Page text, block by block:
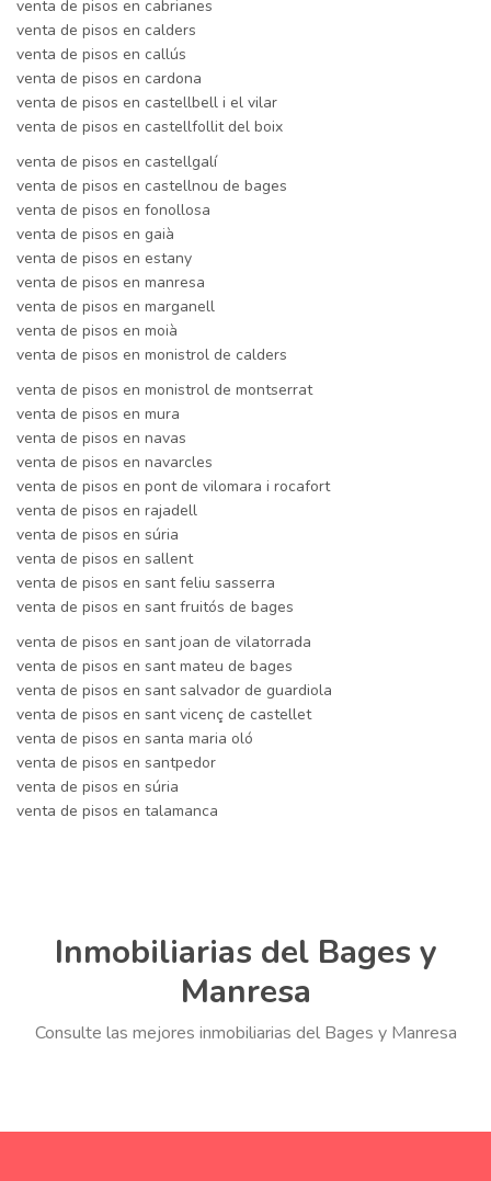
venta de pisos en cabrianes
venta de pisos en calders
venta de pisos en callús
venta de pisos en cardona
venta de pisos en castellbell i el vilar
venta de pisos en castellfollit del boix
venta de pisos en castellgalí
venta de pisos en castellnou de bages
venta de pisos en fonollosa
venta de pisos en gaià
venta de pisos en estany
venta de pisos en manresa
venta de pisos en marganell
venta de pisos en moià
venta de pisos en monistrol de calders
venta de pisos en monistrol de montserrat
venta de pisos en mura
venta de pisos en navas
venta de pisos en navarcles
venta de pisos en pont de vilomara i rocafort
venta de pisos en rajadell
venta de pisos en súria
venta de pisos en sallent
venta de pisos en sant feliu sasserra
venta de pisos en sant fruitós de bages
venta de pisos en sant joan de vilatorrada
venta de pisos en sant mateu de bages
venta de pisos en sant salvador de guardiola
venta de pisos en sant vicenç de castellet
venta de pisos en santa maria oló
venta de pisos en santpedor
venta de pisos en súria
venta de pisos en talamanca
Inmobiliarias del Bages y
Manresa
Consulte las mejores inmobiliarias del Bages y Manresa